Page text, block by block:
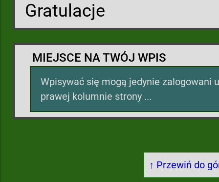
Gratulacje
MIEJSCE NA TWÓJ WPIS
Wpisywać się mogą jedynie zalogowani
prawej kolumnie strony ...
↑ Przewiń do